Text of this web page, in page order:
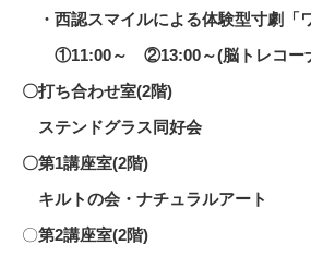
・西認スマイルによる体験型寸劇「
①11:00～ ②13:00～(脳トレコー
〇打ち合わせ室(2階)
ステンドグラス同好会
〇第1講座室(2階)
キルトの会・ナチュラルアート
〇第2講座室(2階)